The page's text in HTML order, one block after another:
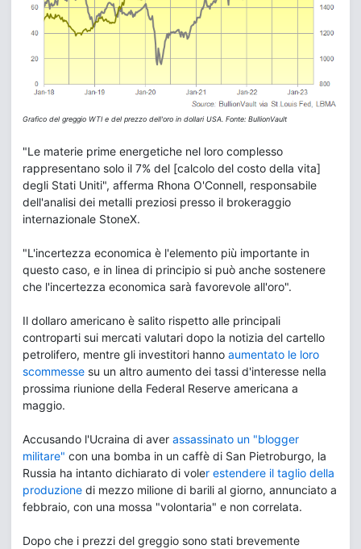
Grafico del greggio WTI e del prezzo dell'oro in dollari USA. Fonte: BullionVault
"Le materie prime energetiche nel loro complesso
rappresentano solo il 7% del [calcolo del costo della vita]
degli Stati Uniti", afferma Rhona O'Connell, responsabile
dell'analisi dei metalli preziosi presso il brokeraggio
internazionale StoneX.
"L'incertezza economica è l'elemento più importante in
questo caso, e in linea di principio si può anche sostenere
che l'incertezza economica sarà favorevole all'oro".
Il dollaro americano è salito rispetto alle principali
controparti sui mercati valutari dopo la notizia del cartello
petrolifero, mentre gli investitori hanno aumentato le loro
scommesse su un altro aumento dei tassi d'interesse nella
prossima riunione della Federal Reserve americana a
maggio.
Accusando l'Ucraina di aver assassinato un "blogger
militare" con una bomba in un caffè di San Pietroburgo, la
Russia ha intanto dichiarato di voler estendere il taglio della
produzione di mezzo milione di barili al giorno, annunciato a
febbraio, con una mossa "volontaria" e non correlata.
Dopo che i prezzi del greggio sono stati brevemente